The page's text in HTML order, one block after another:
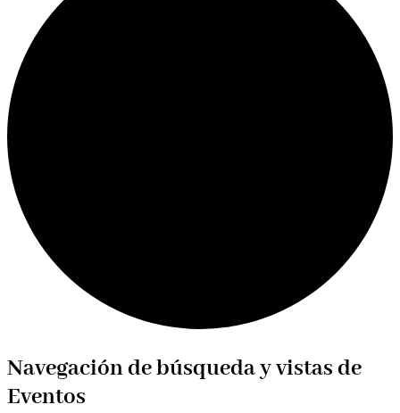
Eventos
Navegación de búsqueda y vistas de
Eventos